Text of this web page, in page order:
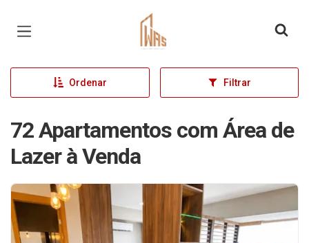
Página inicial
Ordenar Filtrar
72 Apartamentos com Área de
Lazer à Venda